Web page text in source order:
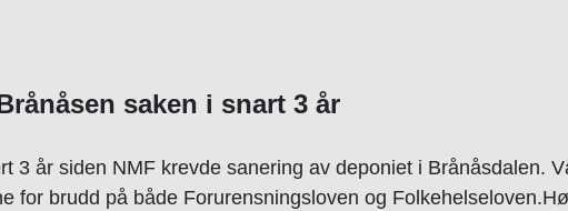
saken i snart 3 år
3 år siden NMF krevde sanering av deponiet i Brånåsdalen.
for brudd på både Forurensningsloven og